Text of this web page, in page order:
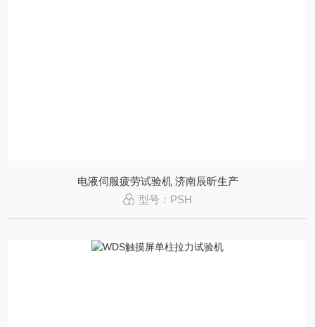
电液伺服疲劳试验机 济南辰昕生产
型号：PSH